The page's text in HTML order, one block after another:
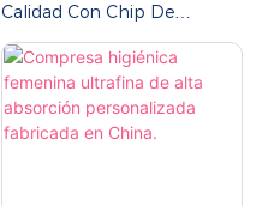
Calidad Con Chip De
Aniones De 80 Ml Para
Control De Olores, Fabricada
Por Jiayue, Fabricante Chino.